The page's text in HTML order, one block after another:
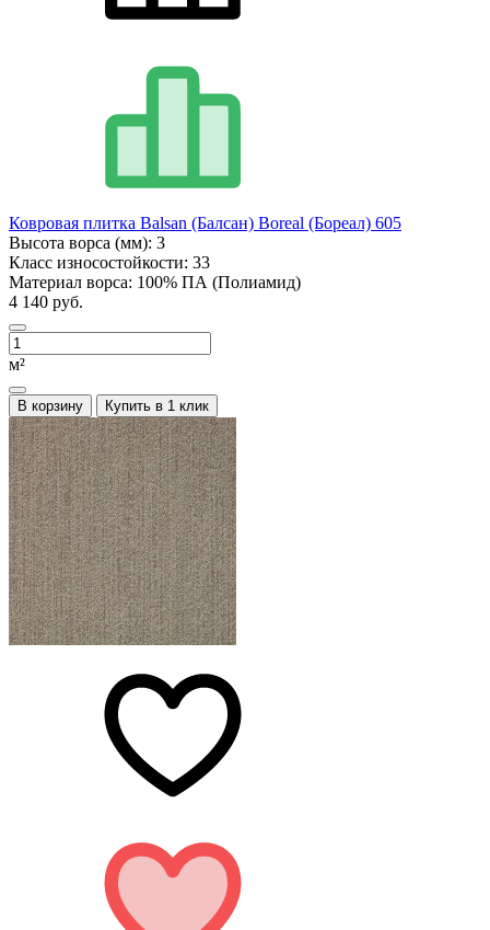
Ковровая плитка Balsan (Балсан) Boreal (Бореал) 605
Высота ворса (мм): 3
Класс износостойкости: 33
Материал ворса: 100% ПА (Полиамид)
4 140 руб.
м²
В корзину Купить в 1 клик